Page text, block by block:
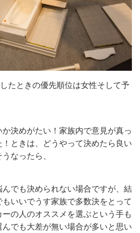
たときの優先順位は女性そして予
決めがたい！家族内で意見が真っ
ときは、どうやって決めたら良い
なったら、
でも決められない場合ですが、結
いいでうす家族で多数決をとって
の人のオススメを選ぶという手も
でも大差が無い場合が多いと思い